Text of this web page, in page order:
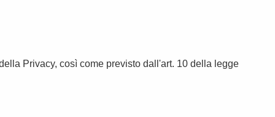
Privacy, così come previsto dall'art. 10 della legge